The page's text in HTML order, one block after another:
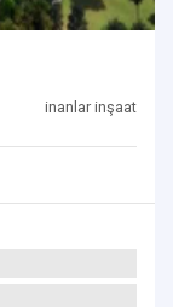
inanlar inşaat